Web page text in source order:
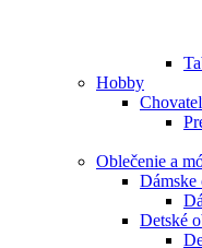
Hobby
Oblečenie a
Dámske
Detské